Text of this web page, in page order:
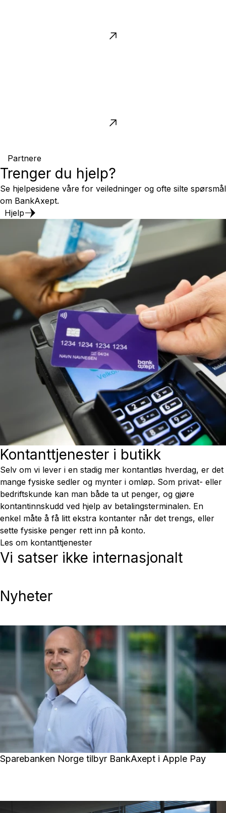
Partnere
Trenger du hjelp?
Se hjelpesidene våre for veiledninger og ofte silte spørsmål
om BankAxept.
Hjelp
Kontanttjenester i butikk
Selv om vi lever i en stadig mer kontantløs hverdag, er det
mange fysiske sedler og mynter i omløp. Som privat- eller
bedriftskunde kan man både ta ut penger, og gjøre
kontantinnskudd ved hjelp av betalingsterminalen. En
enkel måte å få litt ekstra kontanter når det trengs, eller
sette fysiske penger rett inn på konto.
Les om kontanttjenester
Vi satser ikke internasjonalt
Nyheter
Sparebanken Norge tilbyr BankAxept i Apple Pay